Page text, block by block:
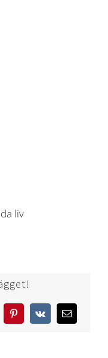
liv
Pinterest
Vk Email